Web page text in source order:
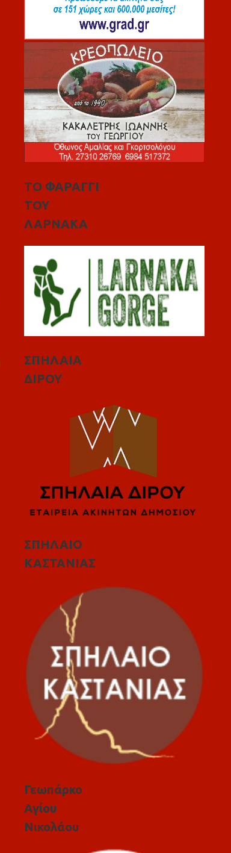
ΤΟ ΦΑΡΑΓΓΙ
ΤΟΥ
ΛΑΡΝΑΚΑ
ΣΠΗΛΑΙΑ
ΔΙΡΟΥ
ΣΠΗΛΑΙΟ
ΚΑΣΤΑΝΙΑΣ
Γεωπάρκο
Αγίου
Νικολάου